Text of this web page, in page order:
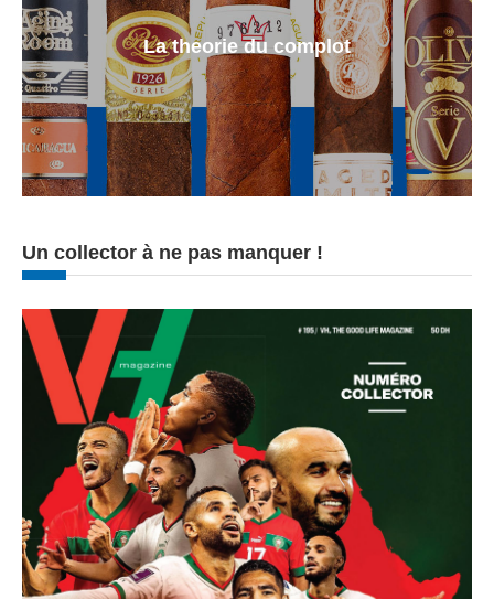
La theorie du complot
Un collector à ne pas manquer !